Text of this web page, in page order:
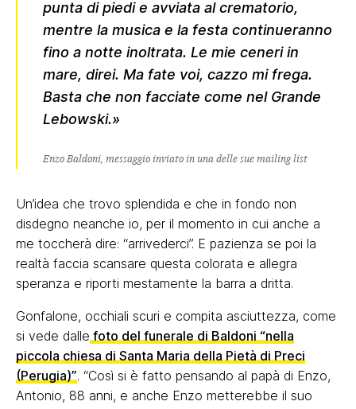
punta di piedi e avviata al crematorio,
mentre la musica e la festa continueranno
fino a notte inoltrata. Le mie ceneri in
mare, direi. Ma fate voi, cazzo mi frega.
Basta che non facciate come nel Grande
Lebowski.»
Enzo Baldoni, messaggio inviato in una delle sue mailing list
Un’idea che trovo splendida e che in fondo non
disdegno neanche io, per il momento in cui anche a
me toccherà dire: “arrivederci”. E pazienza se poi la
realtà faccia scansare questa colorata e allegra
speranza e riporti mestamente la barra a dritta.
Gonfalone, occhiali scuri e compita asciuttezza, come
si vede dalle foto del funerale di Baldoni “nella
piccola chiesa di Santa Maria della Pietà di Preci
(Perugia)”. “Così si è fatto pensando al papà di Enzo,
Antonio, 88 anni, e anche Enzo metterebbe il suo